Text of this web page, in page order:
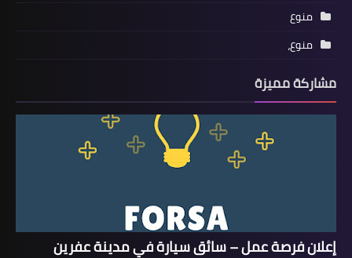
منوع
منوع،
مشاركة مميزة
إعلان فرصة عمل – سائق سيارة في مدينة عفرين